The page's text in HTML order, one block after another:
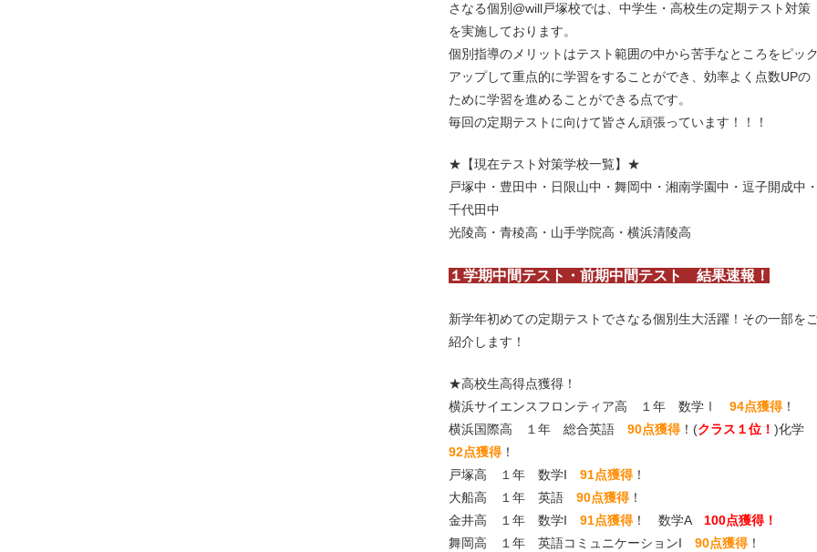
さなる個別 @will戸塚校では、中学生・高校生の定期テスト対策
を実施しております。
個別指導のメリットはテスト範囲の中から苦手なところをピッ
アップして重点的に学習をすることができ、 効率よく 点数UPの
ために学習を進めることができる点です。
毎回の定期テストに向けて皆さん頑張っています！！！
★【現在テスト対策学校一覧】★
戸塚中・豊田中・日限山中・舞岡中・湘南学園中・逗子開成中
千代田中
光陵高・青稜高・山手学院高・横浜清陵高
１学期中間テスト・前期中間テスト 結果速報！
新学年初めての定期テストでさなる個別生大活躍！その一部を
紹介します！
★高校生高得点獲得！
横浜サイエンスフロンティア高 １年 数学Ⅰ 94点獲得！
横浜国際高 １年 総合英語 90点獲得！(クラス１位！ )化学
92点獲得！
戸塚高 １年 数学I 91点獲得！
大船高 １年 英語 90点獲得！
金井高 １年 数学I 91点獲得！ 数学A 100点獲得！
舞岡高 １年 英語コミュニケーションI 90点獲得！